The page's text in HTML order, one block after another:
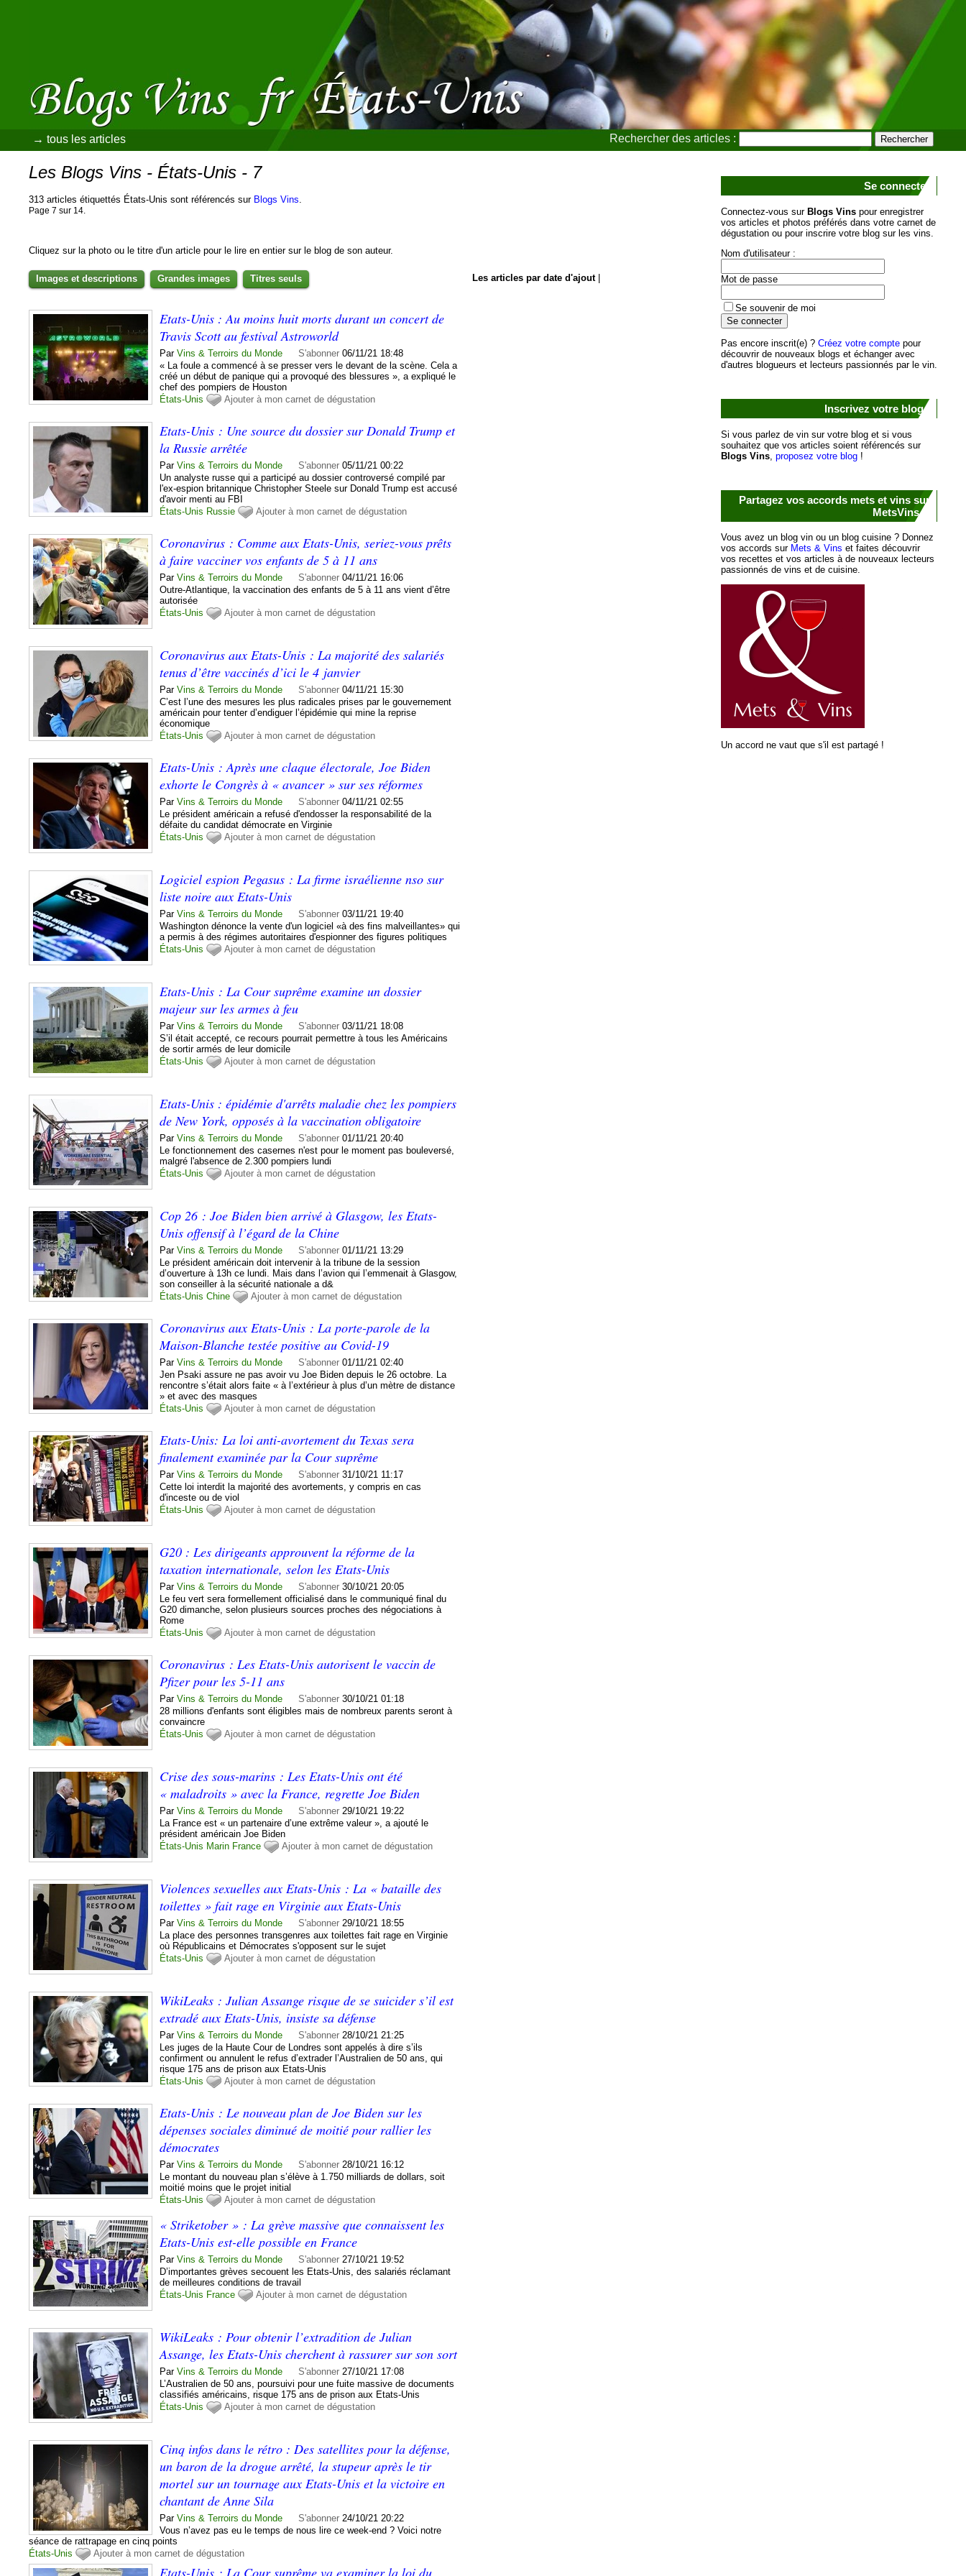
→ tous les articles Rechercher des articles :
Les Blogs Vins - États-Unis - 7
313 articles étiquettés États-Unis sont référencés sur Blogs Vins.
Page 7 sur 14.
Cliquez sur la photo ou le titre d'un article pour le lire en entier sur le blog de son auteur.
Images et descriptions Grandes images Titres seuls Les articles par date d'ajout|
Etats-Unis : Au moins huit morts durant un concert de
Travis Scott au festival Astroworld
ParVins & Terroirs du Monde S'abonner 06/11/21 18:48
« La foule a commencé à se presser vers le devant de la scène. Cela a
créé un début de panique qui a provoqué des blessures », a expliqué le
chef des pompiers de Houston
États-Unis
Ajouter à mon carnet de dégustation
Etats-Unis : Une source du dossier sur Donald Trump et
la Russie arrêtée
ParVins & Terroirs du Monde S'abonner 05/11/21 00:22
Un analyste russe qui a participé au dossier controversé compilé par
l'ex-espion britannique Christopher Steele sur Donald Trump est accusé
d'avoir menti au FBI
États-Unis Russie Ajouter à mon carnet de dégustation
Coronavirus : Comme aux Etats-Unis, seriez-vous prêts
à faire vacciner vos enfants de 5 à 11 ans
ParVins & Terroirs du Monde S'abonner 04/11/21 16:06
Outre-Atlantique, la vaccination des enfants de 5 à 11 ans vient d’être
autorisée
États-Unis
Ajouter à mon carnet de dégustation
Coronavirus aux Etats-Unis : La majorité des salariés
tenus d’être vaccinés d’ici le 4 janvier
ParVins & Terroirs du Monde S'abonner 04/11/21 15:30
C’est l’une des mesures les plus radicales prises par le gouvernement
américain pour tenter d’endiguer l’épidémie qui mine la reprise
économique
États-Unis
Ajouter à mon carnet de dégustation
Etats-Unis : Après une claque électorale, Joe Biden
exhorte le Congrès à « avancer » sur ses réformes
ParVins & Terroirs du Monde S'abonner 04/11/21 02:55
Le président américain a refusé d'endosser la responsabilité de la
défaite du candidat démocrate en Virginie
États-Unis
Ajouter à mon carnet de dégustation
Logiciel espion Pegasus : La firme israélienne nso sur
liste noire aux Etats-Unis
ParVins & Terroirs du Monde S'abonner 03/11/21 19:40
Washington dénonce la vente d'un logiciel «à des fins malveillantes» qui
a permis à des régimes autoritaires d'espionner des figures politiques
États-Unis
Ajouter à mon carnet de dégustation
Etats-Unis : La Cour suprême examine un dossier
majeur sur les armes à feu
ParVins & Terroirs du Monde S'abonner 03/11/21 18:08
S’il était accepté, ce recours pourrait permettre à tous les Américains
de sortir armés de leur domicile
États-Unis
Ajouter à mon carnet de dégustation
Etats-Unis : épidémie d'arrêts maladie chez les pompiers
de New York, opposés à la vaccination obligatoire
ParVins & Terroirs du Monde S'abonner 01/11/21 20:40
Le fonctionnement des casernes n'est pour le moment pas bouleversé,
malgré l'absence de 2.300 pompiers lundi
États-Unis
Ajouter à mon carnet de dégustation
Cop 26 : Joe Biden bien arrivé à Glasgow, les Etats-
Unis offensif à l’égard de la Chine
ParVins & Terroirs du Monde S'abonner 01/11/21 13:29
Le président américain doit intervenir à la tribune de la session
d’ouverture à 13h ce lundi. Mais dans l’avion qui l’emmenait à Glasgow,
son conseiller à la sécurité nationale a d&
États-Unis Chine Ajouter à mon carnet de dégustation
Coronavirus aux Etats-Unis : La porte-parole de la
Maison-Blanche testée positive au Covid-19
ParVins & Terroirs du Monde S'abonner 01/11/21 02:40
Jen Psaki assure ne pas avoir vu Joe Biden depuis le 26 octobre. La
rencontre s’était alors faite « à l’extérieur à plus d’un mètre de distance
» et avec des masques
États-Unis
Ajouter à mon carnet de dégustation
Etats-Unis: La loi anti-avortement du Texas sera
finalement examinée par la Cour suprême
ParVins & Terroirs du Monde S'abonner 31/10/21 11:17
Cette loi interdit la majorité des avortements, y compris en cas
d'inceste ou de viol
États-Unis
Ajouter à mon carnet de dégustation
G20 : Les dirigeants approuvent la réforme de la
taxation internationale, selon les Etats-Unis
ParVins & Terroirs du Monde S'abonner 30/10/21 20:05
Le feu vert sera formellement officialisé dans le communiqué final du
G20 dimanche, selon plusieurs sources proches des négociations à
Rome
États-Unis
Ajouter à mon carnet de dégustation
Coronavirus : Les Etats-Unis autorisent le vaccin de
Pfizer pour les 5-11 ans
ParVins & Terroirs du Monde S'abonner 30/10/21 01:18
28 millions d'enfants sont éligibles mais de nombreux parents seront à
convaincre
États-Unis
Ajouter à mon carnet de dégustation
Crise des sous-marins : Les Etats-Unis ont été
« maladroits » avec la France, regrette Joe Biden
ParVins & Terroirs du Monde S'abonner 29/10/21 19:22
La France est « un partenaire d’une extrême valeur », a ajouté le
président américain Joe Biden
États-Unis Marin France Ajouter à mon carnet de dégustation
Violences sexuelles aux Etats-Unis : La « bataille des
toilettes » fait rage en Virginie aux Etats-Unis
ParVins & Terroirs du Monde S'abonner 29/10/21 18:55
La place des personnes transgenres aux toilettes fait rage en Virginie
où Républicains et Démocrates s'opposent sur le sujet
États-Unis
Ajouter à mon carnet de dégustation
WikiLeaks : Julian Assange risque de se suicider s’il est
extradé aux Etats-Unis, insiste sa défense
ParVins & Terroirs du Monde S'abonner 28/10/21 21:25
Les juges de la Haute Cour de Londres sont appelés à dire s’ils
confirment ou annulent le refus d’extrader l’Australien de 50 ans, qui
risque 175 ans de prison aux Etats-Unis
États-Unis
Ajouter à mon carnet de dégustation
Etats-Unis : Le nouveau plan de Joe Biden sur les
dépenses sociales diminué de moitié pour rallier les
démocrates
ParVins & Terroirs du Monde S'abonner 28/10/21 16:12
Le montant du nouveau plan s’élève à 1.750 milliards de dollars, soit
moitié moins que le projet initial
États-Unis
Ajouter à mon carnet de dégustation
« Striketober » : La grève massive que connaissent les
Etats-Unis est-elle possible en France
ParVins & Terroirs du Monde S'abonner 27/10/21 19:52
D’importantes grèves secouent les Etats-Unis, des salariés réclamant
de meilleures conditions de travail
États-Unis France Ajouter à mon carnet de dégustation
WikiLeaks : Pour obtenir l’extradition de Julian
Assange, les Etats-Unis cherchent à rassurer sur son sort
ParVins & Terroirs du Monde S'abonner 27/10/21 17:08
L’Australien de 50 ans, poursuivi pour une fuite massive de documents
classifiés américains, risque 175 ans de prison aux Etats-Unis
États-Unis
Ajouter à mon carnet de dégustation
Cinq infos dans le rétro : Des satellites pour la défense,
un baron de la drogue arrêté, la stupeur après le tir
mortel sur un tournage aux Etats-Unis et la victoire en
chantant de Anne Sila
ParVins & Terroirs du Monde S'abonner 24/10/21 20:22
Vous n’avez pas eu le temps de nous lire ce week-end ? Voici notre
séance de rattrapage en cinq points
États-Unis
Ajouter à mon carnet de dégustation
Etats-Unis : La Cour suprême va examiner la loi du
Se connecter
Connectez-vous sur Blogs Vinspour enregistrer
vos articles et photos préférés dans votre carnet de
dégustation ou pour inscrire votre blog sur les vins.
Nom d'utilisateur :
Mot de passe
Se souvenir de moi
Pas encore inscrit(e) ? Créez votre comptepour
découvrir de nouveaux blogs et échanger avec
d'autres blogueurs et lecteurs passionnés par le vin.
Inscrivez votre blog !
Si vous parlez de vin sur votre blog et si vous
souhaitez que vos articles soient référencés sur
Blogs Vins, proposez votre blog!
Partagez vos accords mets et vins sur
MetsVins.fr
Vous avez un blog vin ou un blog cuisine ? Donnez
vos accords sur Mets & Vins et faites découvrir
vos recettes et vos articles à de nouveaux lecteurs
passionnés de vins et de cuisine.
Un accord ne vaut que s'il est partagé !